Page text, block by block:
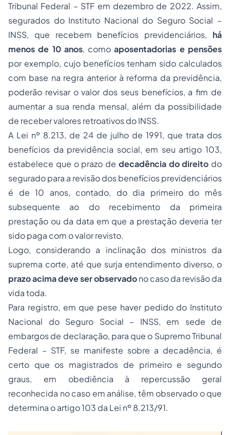
Tribunal Federal – STF em dezembro de 2022. Assim,
segurados do Instituto Nacional do Seguro Social –
INSS, que recebem benefícios previdenciários, há
menos de 10 anos, comoaposentadorias e pensões
por exemplo, cujo benefícios tenham sido calculados
com base na regra anterior à reforma da previdência,
poderão revisar o valor dos seus benefícios, a fim de
aumentar a sua renda mensal, além da possibilidade
de receber valores retroativos do INSS.
A Lei nº 8.213, de 24 de julho de 1991, que trata dos
benefícios da previdência social, em seu artigo 103,
estabelece que o prazo de decadência do direito do
segurado para a revisão dos benefícios previdenciários
é de 10 anos, contado, do dia primeiro do mês
subsequente ao do recebimento da primeira
prestação ou da data em que a prestação deveria ter
sido paga com o valor revisto.
Logo, considerando a inclinação dos ministros da
suprema corte, até que surja entendimento diverso, o
prazo acima deve ser observadono caso da revisão da
vida toda.
Para registro, em que pese haver pedido do Instituto
Nacional do Seguro Social – INSS, em sede de
embargos de declaração, para que o Supremo Tribunal
Federal – STF, se manifeste sobre a decadência, é
certo que os magistrados de primeiro e segundo
graus, em obediência à repercussão geral
reconhecida no caso em análise, têm observado o que
determina o artigo 103 da Lei nº 8.213/91.